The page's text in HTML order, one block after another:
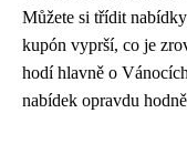
Můžete si třídit
kupón vyprší, co je
hodí hlavně o
nabídek opravdu